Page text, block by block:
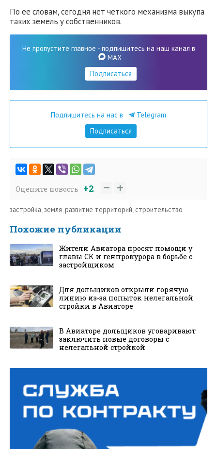
По ее словам, сегодня нет четкого механизма выкупа
таких земель у собственников.
Не пропустите главное - подпишитесь на наш канал в
MAX
Подписаться
Подпишитесь на нас в
Telegram
Подписаться
Оцените новость +2
застройка,земля,развитие территорий, строительство
Похожие публикации
Жители Авиатора просят помощи у
главы СК и генпрокурора в борьбе с
застройщиком
Для дольщиков открыли горячую
линию из-за попыток нелегальной
стройки в Авиаторе
В Авиаторе дольщиков уговаривают
заключить новые договоры с
нелегальной стройкой